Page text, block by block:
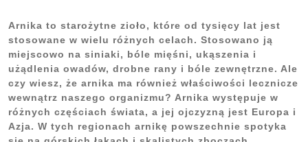
Arnika to starożytne zioło, które od tysięcy lat jest
stosowane w wielu różnych celach. Stosowano ją
miejscowo na siniaki, bóle mięśni, ukąszenia i
użądlenia owadów, drobne rany i bóle zewnętrzne. Ale
czy wiesz, że arnika ma również właściwości lecznicze
wewnątrz naszego organizmu? Arnika występuje w
różnych częściach świata, a jej ojczyzną jest Europa i
Azja. W tych regionach arnikę powszechnie spotyka